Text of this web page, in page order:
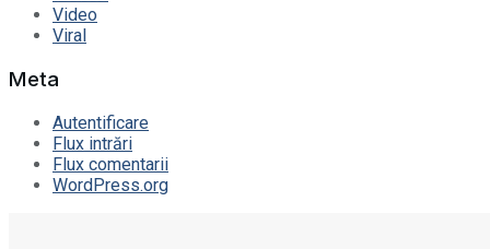
Video
Viral
Meta
Autentificare
Flux intrări
Flux comentarii
WordPress.org